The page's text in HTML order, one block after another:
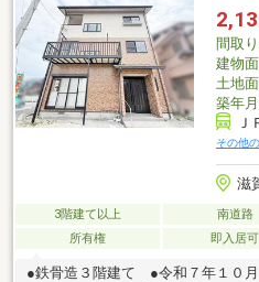
分付きです。●周辺環境・フレンド
(約800m)・滋賀銀行米原支店：徒歩
間取り
建物
土地
築年月
その他
滋
3階建て以上 南道路
所有権
即入居可
●鉄骨造３階建て ●令和７年１０